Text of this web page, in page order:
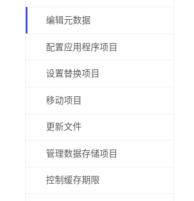
编辑元数据
配置应用程序项目
设置替换项目
移动项目
更新文件
管理数据存储项目
控制缓存期限